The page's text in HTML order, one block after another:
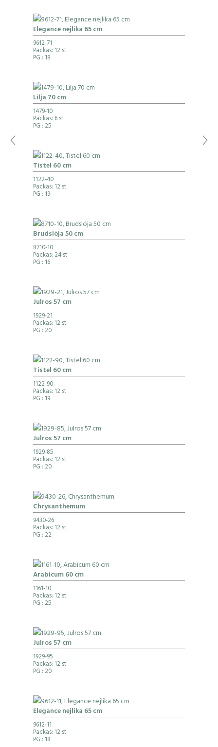
Elegance nejlika 65 cm
9612-71
Packas: 12 st
PG : 18
Lilja 70 cm
1479-10
Packas: 6 st
PG : 25
Tistel 60 cm
1122-40
Packas: 12 st
PG : 19
Brudslöja 50 cm
8710-10
Packas: 24 st
PG : 16
Julros 57 cm
1929-21
Packas: 12 st
PG : 20
Tistel 60 cm
1122-90
Packas: 12 st
PG : 19
Julros 57 cm
1929-85
Packas: 12 st
PG : 20
Chrysanthemum
9430-26
Packas: 12 st
PG : 22
Arabicum 60 cm
1161-10
Packas: 12 st
PG : 25
Julros 57 cm
1929-95
Packas: 12 st
PG : 20
Elegance nejlika 65 cm
9612-11
Packas: 12 st
PG : 18